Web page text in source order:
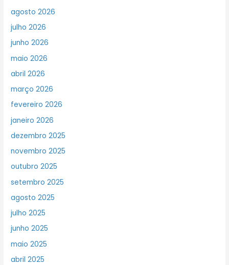
agosto 2026
julho 2026
junho 2026
maio 2026
abril 2026
março 2026
fevereiro 2026
janeiro 2026
dezembro 2025
novembro 2025
outubro 2025
setembro 2025
agosto 2025
julho 2025
junho 2025
maio 2025
abril 2025